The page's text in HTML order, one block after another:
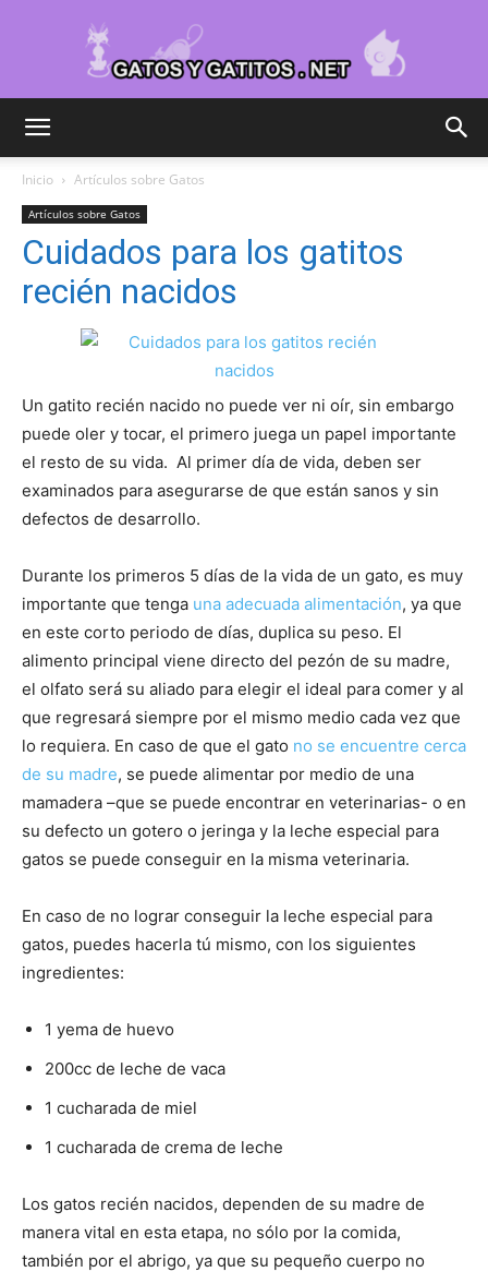
Fotos
Razas
Gatos
Inicio Artículos sobre Gatos
Artículos sobre Gatos
Cuidados para los gatitos
recién nacidos
Un gatito recién nacido no puede ver ni oír, sin embargo
puede oler y tocar, el primero juega un papel importante
el resto de su vida. Al primer día de vida, deben ser
examinados para asegurarse de que están sanos y sin
defectos de desarrollo.
Durante los primeros 5 días de la vida de un gato, es muy
importante que tenga una adecuada alimentación, ya que
en este corto periodo de días, duplica su peso. El
alimento principal viene directo del pezón de su madre,
el olfato será su aliado para elegir el ideal para comer y al
que regresará siempre por el mismo medio cada vez que
lo requiera. En caso de que el gato no se encuentre cerca
de su madre, se puede alimentar por medio de una
mamadera –que se puede encontrar en veterinarias- o en
su defecto un gotero o jeringa y la leche especial para
gatos se puede conseguir en la misma veterinaria.
En caso de no lograr conseguir la leche especial para
gatos, puedes hacerla tú mismo, con los siguientes
ingredientes:
1 yema de huevo
200cc de leche de vaca
1 cucharada de miel
1 cucharada de crema de leche
Los gatos recién nacidos, dependen de su madre de
manera vital en esta etapa, no sólo por la comida,
también por el abrigo, ya que su pequeño cuerpo no